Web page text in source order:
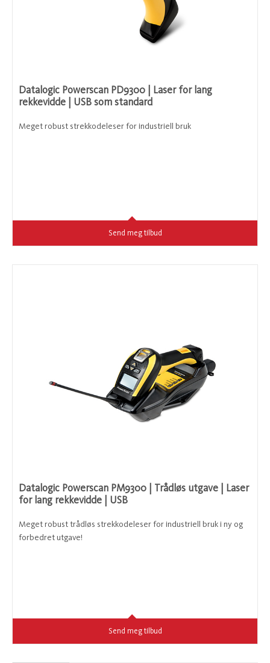
Datalogic Powerscan PD9300 | Laser for lang
rekkevidde | USB som standard
Meget robust strekkodeleser for industriell bruk
Send meg tilbud
Datalogic Powerscan PM9300 | Trådløs utgave | Laser
for lang rekkevidde | USB
Meget robust trådløs strekkodeleser for industriell bruk i ny og
forbedret utgave!
Send meg tilbud